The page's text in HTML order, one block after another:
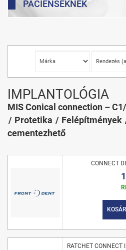
PÁCIENSEKNEK
IMPLANTOLÓGIA
MIS Conical connection –
Protetika
Felépítmények
cementezhető
CONNECT
RATCHET CONNECT